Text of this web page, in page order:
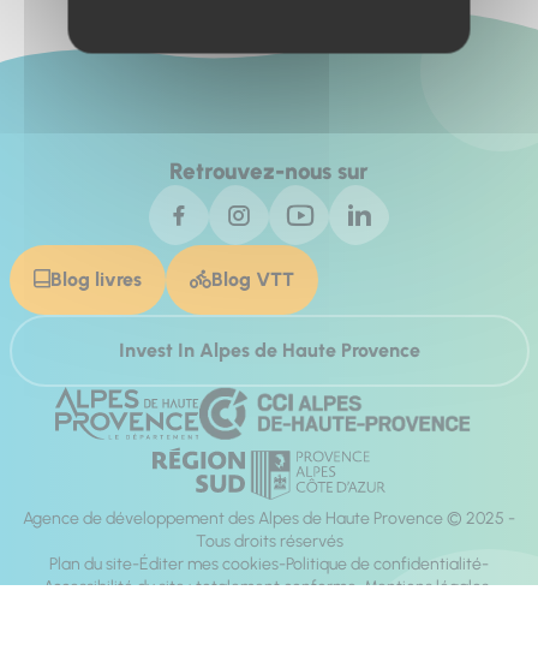
Retrouvez-nous sur
Blog livres Blog VTT
Invest In Alpes de Haute Provence
Agence de développement des Alpes de Haute Provence © 2025 -
Tous droits réservés
Plan du site Éditer mes cookies Politique de confidentialité
Accessibilité du site : totalement conforme Mentions légales